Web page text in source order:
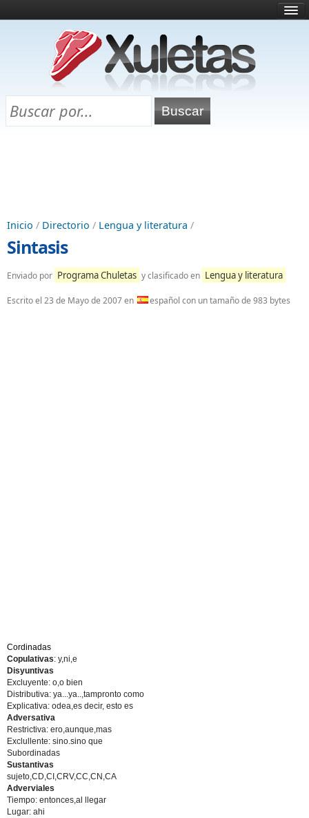
¿Qué es esto?
Directorio
Chuletas para exámenes
Inicio / Directorio / Lengua y literatura /
Sintasis
Enviado por Programa Chuletas y clasificado en Lengua y literatura
Escrito el 23 de Mayo de 2007en español con un tamaño de 983 bytes
Cordinadas
Copulativas: y,ni,e
Disyuntivas
Excluyente: o,o bien
Distributiva: ya...ya..,tampronto como
Explicativa: odea,es decir, esto es
Adversativa
Restrictiva: ero,aunque,mas
Exclullente: sino.sino que
Subordinadas
Sustantivas
sujeto,CD,CI,CRV,CC,CN,CA
Adverviales
Tiempo: entonces,al llegar
Lugar: ahi